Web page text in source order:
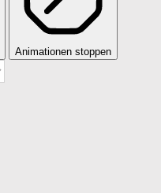
Animationen stoppen